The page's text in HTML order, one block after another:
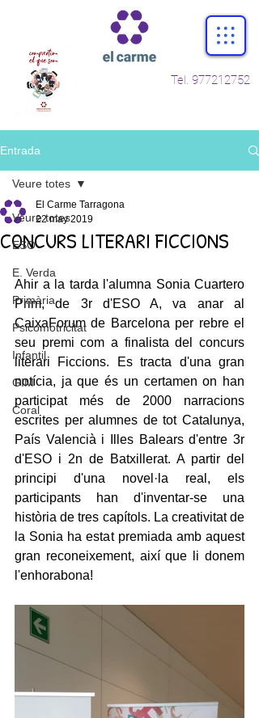
Tel. 977212752
Entrada
Veure totes
ESO
E. Verda
Primària
Psicomotricitat
Infantil
GIM
Coral
Veure totes
CONCURS LITERARI FICCIONS
El Carme Tarragona
22 may 2019
Ahir a la tarda l'alumna Sonia Cuartero
Prim, de 3r d'ESO A, va anar al
CaixaForum de Barcelona per rebre el
seu premi com a finalista del concurs
literari Ficcions. Es tracta d'una gran
notícia, ja que és un certamen on han
participat més de 2000 narracions
escrites per alumnes de tot Catalunya,
País Valencià i Illes Balears d'entre 3r
d'ESO i 2n de Batxillerat. A partir del
principi d'una novel·la real, els
participants han d'inventar-se una
història de tres capítols. La creativitat de
la Sonia ha estat premiada amb aquest
gran reconeixement, així que li donem
l'enhorabona!